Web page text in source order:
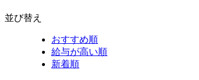
並び替え
おすすめ順
給与が高い順
新着順